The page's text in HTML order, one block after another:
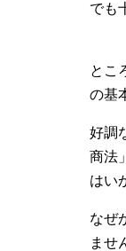
でも
とこ
の基
好調
商法
はい
なぜ
ませ